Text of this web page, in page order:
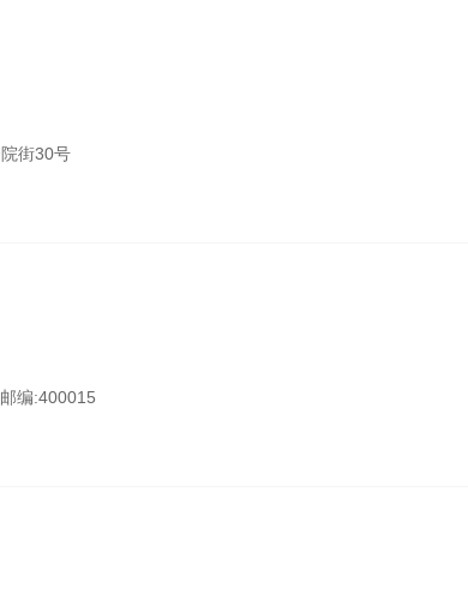
街30号
编:400015